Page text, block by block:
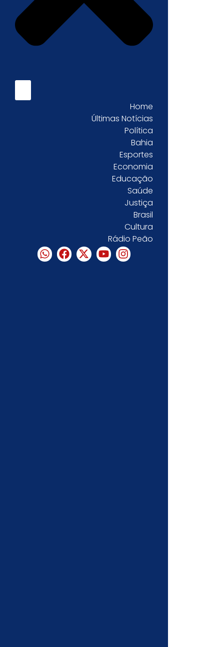
Home
Últimas Notícias
Política
Bahia
Esportes
Economia
Educação
Saúde
Justiça
Brasil
Cultura
Rádio Peão